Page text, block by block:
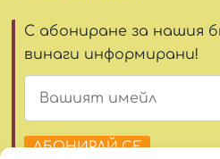
С абониране за нашия
винаги информирани!
АБОНИРАЙ СЕ